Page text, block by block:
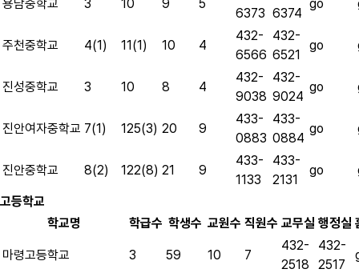
용담중학교 3 10 9 5
6373 6374
go
주천중학교 4(1) 11(1) 10 4
432-
6566
432-
6521
go
진성중학교 3 10 8 4
432-
9038
432-
9024
go
진안여자중학교 7(1) 125(3) 20 9
433-
0883
433-
0884
go
진안중학교 8(2) 122(8) 21 9
433-
1133
433-
2131
go
고등학교
학교명
학급수 학생수 교원수 직원수 교무실 행정실
마령고등학교 3 59 10 7
432-
2518
432-
2517